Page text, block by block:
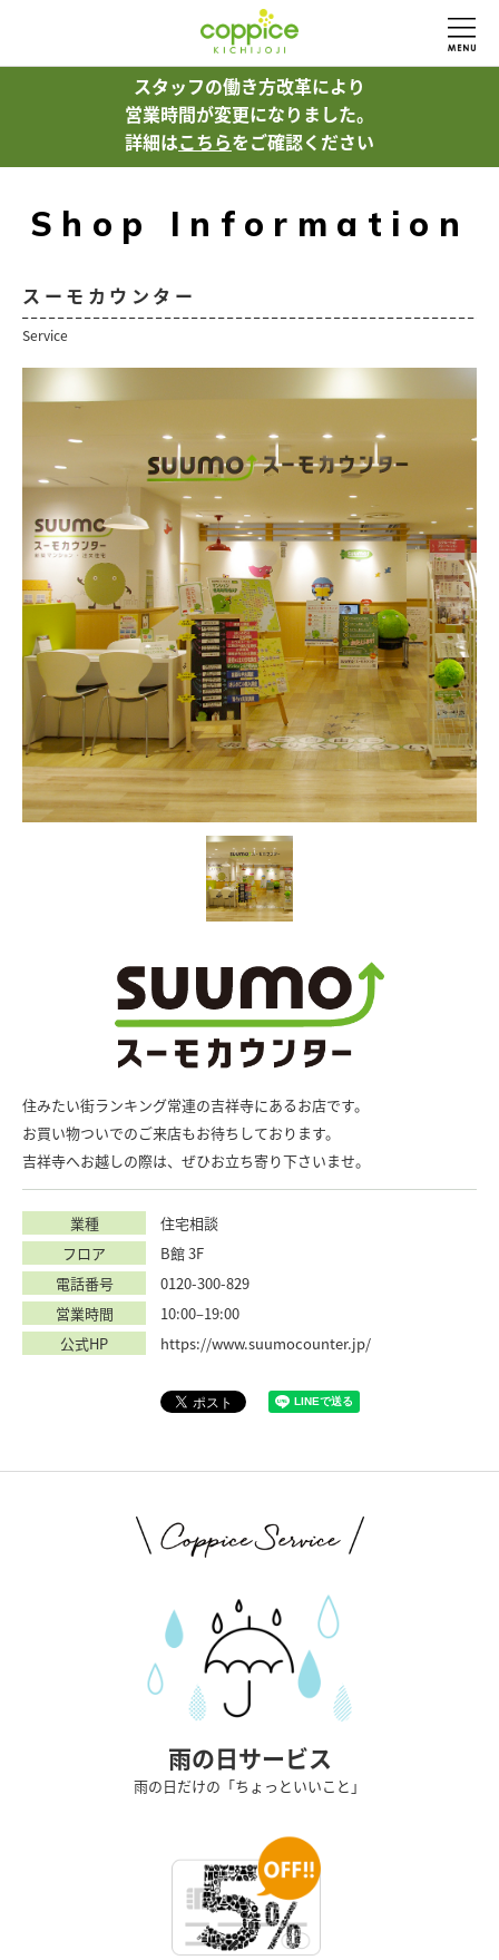
スタッフの働き方改革により
営業時間が変更になりました。
詳細はこちらをご確認ください
Shop Information
スーモカウンター
Service
住みたい街ランキング常連の吉祥寺にあるお店です。
お買い物ついでのご来店もお待ちしております。
吉祥寺へお越しの際は、ぜひお立ち寄り下さいませ。
業種
住宅相談
フロア
B館 3F
電話番号
0120-300-829
営業時間
10:00–19:00
公式HP
https://www.suumocounter.jp/
雨の日サービス
雨の日だけの「ちょっといいこと」